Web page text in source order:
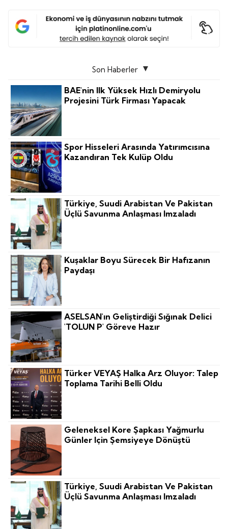
Son Haberler
BAE'nin Ilk Yüksek Hızlı Demiryolu
Projesini Türk Firması Yapacak
Spor Hisseleri Arasında Yatırımcısına
Kazandıran Tek Kulüp Oldu
Türkiye, Suudi Arabistan Ve Pakistan
Üçlü Savunma Anlaşması Imzaladı
Kuşaklar Boyu Sürecek Bir Hafızanın
Paydaşı
ASELSAN'ın Geliştirdiği Sığınak Delici
'TOLUN P' Göreve Hazır
Türker VEYAŞ Halka Arz Oluyor: Talep
Toplama Tarihi Belli Oldu
Geleneksel Kore Şapkası Yağmurlu
Günler Için Şemsiyeye Dönüştü
Türkiye, Suudi Arabistan Ve Pakistan
Üçlü Savunma Anlaşması Imzaladı